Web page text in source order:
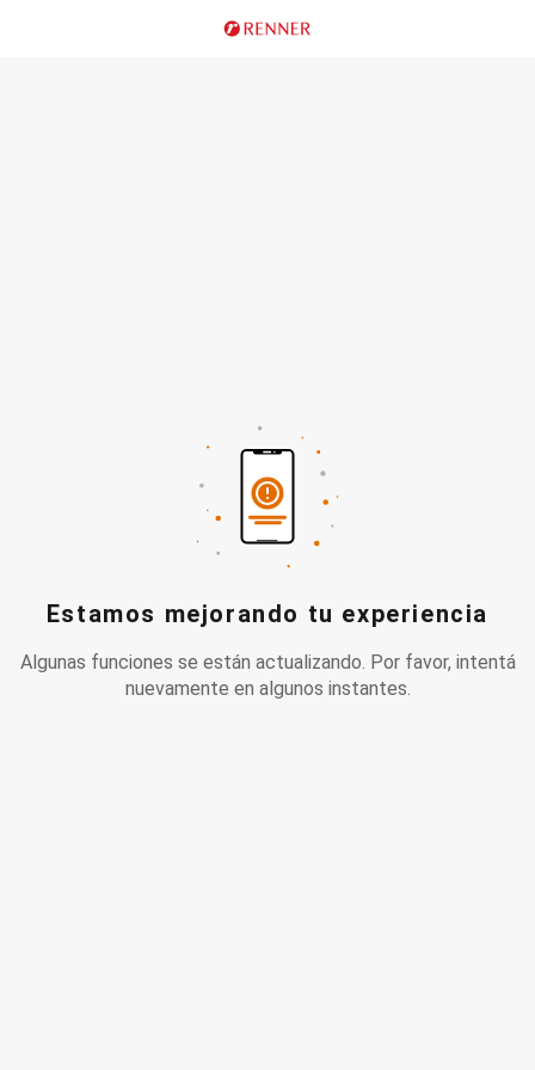
Estamos mejorando tu experiencia
Algunas funciones se están actualizando. Por favor, intentá
nuevamente en algunos instantes.